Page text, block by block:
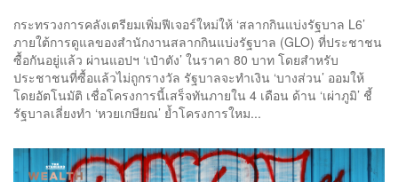
กระทรวงการคลังเตรียมเพิ่มฟีเจอร์ใหม่ให้ ‘สลากกินแบ่งรัฐบาล L6’
ภายใต้การดูแลของสำนักงานสลากกินแบ่งรัฐบาล (GLO) ที่ประชาชน
ซื้อกันอยู่แล้ว ผ่านแอปฯ ‘เป๋าตัง’ ในราคา 80 บาท โดยสำหรับ
ประชาชนที่ซื้อแล้วไม่ถูกรางวัล รัฐบาลจะทำเงิน ‘บางส่วน’ ออมให้
โดยอัตโนมัติ เชื่อโครงการนี้เสร็จทันภายใน 4 เดือน ด้าน ‘เผ่าภูมิ’ ชี้
รัฐบาลเลี่ยงทำ ‘หวยเกษียณ’ ย้ำโครงการใหม...